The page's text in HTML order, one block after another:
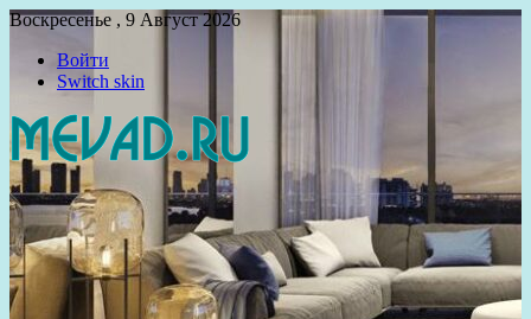
Воскресенье , 9 Август 2026
Войти
Switch skin